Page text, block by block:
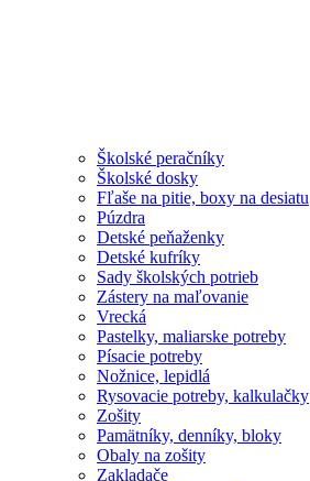
Školské peračníky
Školské dosky
Fľaše na pitie, boxy na desiatu
Púzdra
Detské peňaženky
Detské kufríky
Sady školských potrieb
Zástery na maľovanie
Vrecká
Pastelky, maliarske potreby
Písacie potreby
Nožnice, lepidlá
Rysovacie potreby, kalkulačky
Zošity
Pamätníky, denníky, bloky
Obaly na zošity
Zakladače